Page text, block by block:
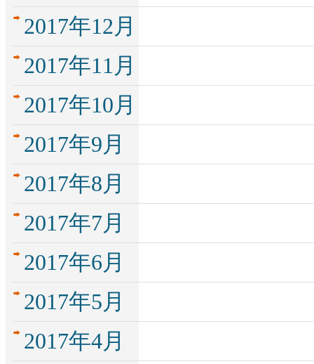
2017年12月
2017年11月
2017年10月
2017年9月
2017年8月
2017年7月
2017年6月
2017年5月
2017年4月